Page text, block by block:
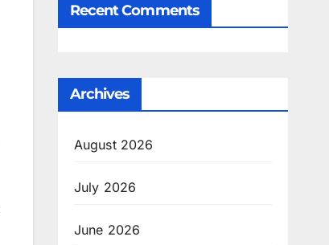
Recent Comments
Archives
August 2026
July 2026
June 2026